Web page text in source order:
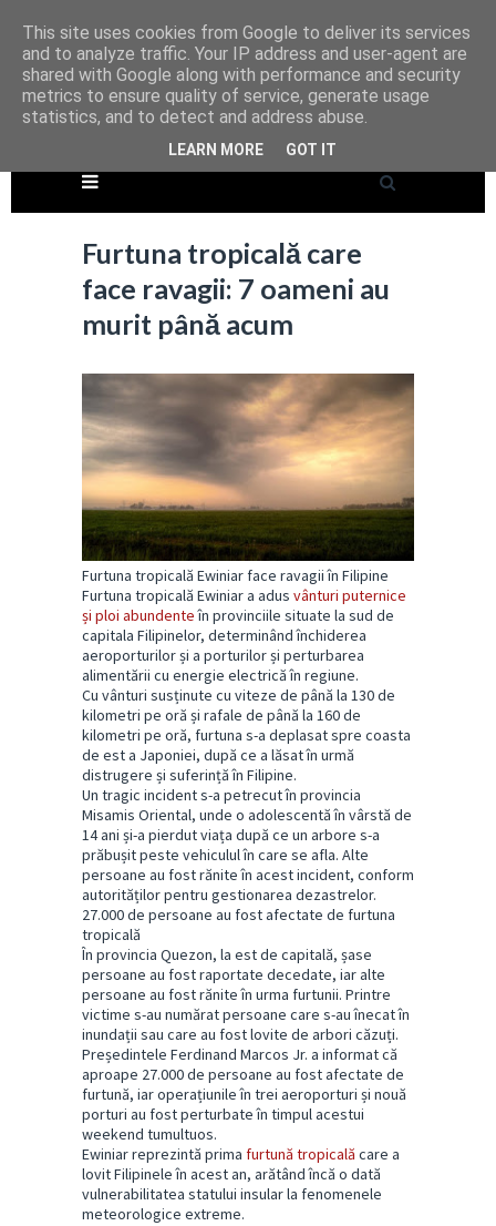
Furtuna tropicală care
face ravagii: 7 oameni au
murit până acum
Furtuna tropicală Ewiniar face ravagii în Filipine
Furtuna tropicală Ewiniar a adus vânturi puternice
și ploi abundenteîn provinciile situate la sud de
capitala Filipinelor, determinând închiderea
aeroporturilor și a porturilor și perturbarea
alimentării cu energie electrică în regiune.
Cu vânturi susținute cu viteze de până la 130 de
kilometri pe oră și rafale de până la 160 de
kilometri pe oră, furtuna s-a deplasat spre coasta
de est a Japoniei, după ce a lăsat în urmă
distrugere și suferință în Filipine.
Un tragic incident s-a petrecut în provincia
Misamis Oriental, unde o adolescentă în vârstă de
14 ani și-a pierdut viața după ce un arbore s-a
prăbușit peste vehiculul în care se afla. Alte
persoane au fost rănite în acest incident, conform
autorităților pentru gestionarea dezastrelor.
27.000 de persoane au fost afectate de furtuna
tropicală
În provincia Quezon, la est de capitală, șase
persoane au fost raportate decedate, iar alte
persoane au fost rănite în urma furtunii. Printre
victime s-au numărat persoane care s-au înecat în
inundații sau care au fost lovite de arbori căzuți.
Președintele Ferdinand Marcos Jr. a informat că
aproape 27.000 de persoane au fost afectate de
furtună, iar operațiunile în trei aeroporturi și nouă
porturi au fost perturbate în timpul acestui
weekend tumultuos.
Ewiniar reprezintă prima furtună tropicală care a
lovit Filipinele în acest an, arătând încă o dată
vulnerabilitatea statului insular la fenomenele
meteorologice extreme.
This site uses cookies from Google to deliver its services
and to analyze traffic. Your IP address and user-agent are
shared with Google along with performance and security
metrics to ensure quality of service, generate usage
statistics, and to detect and address abuse.
LEARN MORE GOT IT